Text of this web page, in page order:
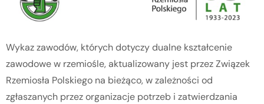
Wykaz zawodów, których dotyczy dualne kształcenie
zawodowe w rzemiośle, aktualizowany jest przez Związek
Rzemiosła Polskiego na bieżąco, w zależności od
zgłaszanych przez organizacje potrzeb i zatwierdzania